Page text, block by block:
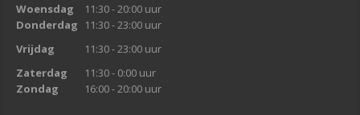
Woensdag
11:30 - 20:00 uur
Donderdag
11:30 - 23:00 uur
Vrijdag
11:30 - 23:00 uur
Zaterdag
11:30 - 0:00 uur
Zondag
16:00 - 20:00 uur